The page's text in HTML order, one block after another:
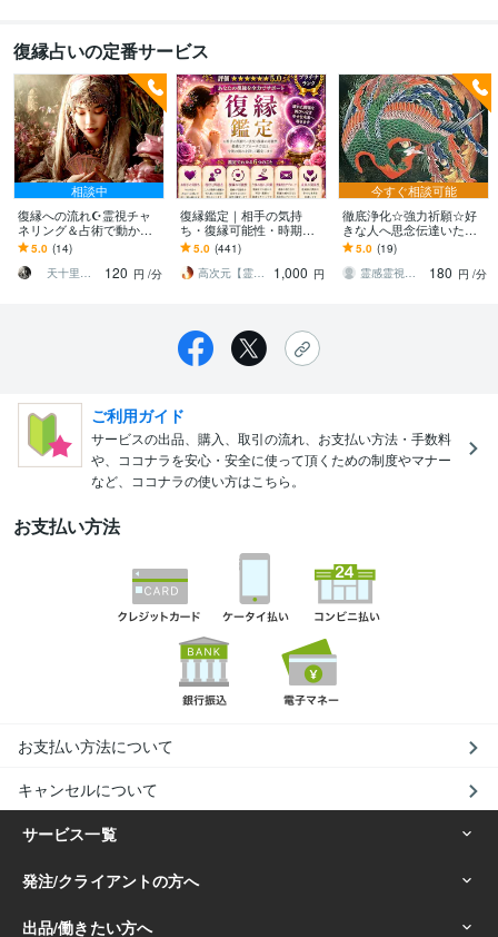
復縁占いの定番サービス
相談中
復縁への流れ☪️霊視チャ
ネリング＆占術で動かし
ます 幸せな【復縁成就】
へ導くルート鑑定 恋愛
のミスマッチを改善
5.0 (14)
天十里（あとり）精霊の声を聴く占術師
120 円 /分
復縁鑑定｜相手の気持
ち・復縁可能性・時期霊
視します 復縁の可能性と
時期を鑑定します
5.0 (441)
高次元【霊視】＆特殊占術 白山天心
1,000 円
今すぐ相談可能
徹底浄化☆強力祈願☆好
きな人へ思念伝達いたし
ます 何を考えているのか
分からないお相手様へ貴
方の気持ちを伝えます
5.0 (19)
霊感霊視占い師★鋳茉莉 いまりさん
180 円 /分
ご利用ガイド
サービスの出品、購入、取引の流れ、お支払い方法・手数料
や、ココナラを安心・安全に使って頂くための制度やマナー
など、ココナラの使い方はこちら。
お支払い方法
お支払い方法について
キャンセルについて